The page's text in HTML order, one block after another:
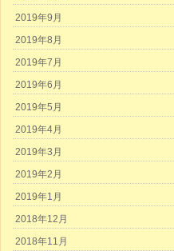
2019年9月
2019年8月
2019年7月
2019年6月
2019年5月
2019年4月
2019年3月
2019年2月
2019年1月
2018年12月
2018年11月